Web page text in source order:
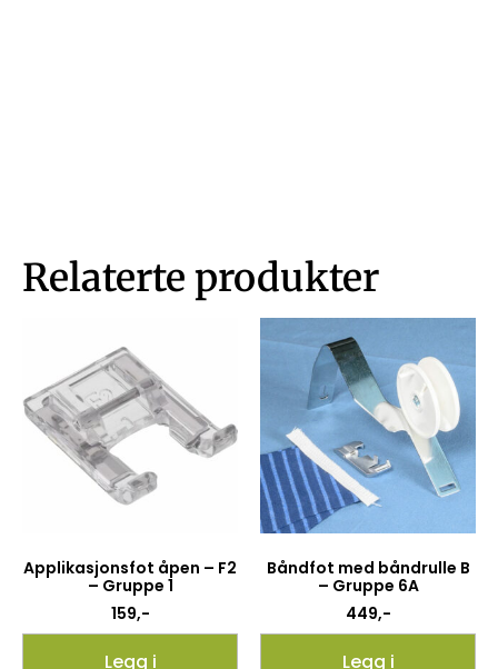
Relaterte produkter
Applikasjonsfot åpen – F2
– Gruppe 1
159,-
Legg i
Båndfot med båndrulle B
– Gruppe 6A
449,-
Legg i